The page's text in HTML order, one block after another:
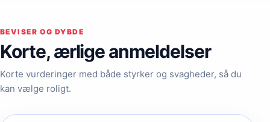
BEVISER OG DYBDE
Korte, ærlige anmeldelser
Korte vurderinger med både styrker og svagheder, så du
kan vælge roligt.